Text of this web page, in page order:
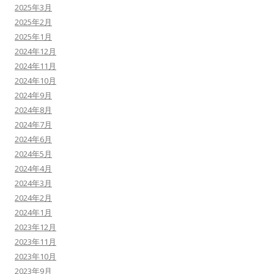
2025年3月
2025年2月
2025年1月
2024年12月
2024年11月
2024年10月
2024年9月
2024年8月
2024年7月
2024年6月
2024年5月
2024年4月
2024年3月
2024年2月
2024年1月
2023年12月
2023年11月
2023年10月
2023年9月